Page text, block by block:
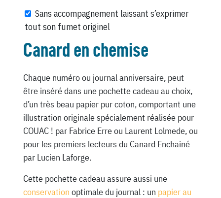
Sans accompagnement laissant s’exprimer
tout son fumet originel
Canard en chemise
Chaque numéro ou journal anniversaire, peut
être inséré dans une pochette cadeau au choix,
d’un très beau papier pur coton, comportant une
illustration originale spécialement réalisée pour
COUAC ! par Fabrice Erre ou Laurent Lolmede, ou
pour les premiers lecteurs du Canard Enchainé
par Lucien Laforge.
Cette pochette cadeau assure aussi une
conservation optimale du journal : un papier au